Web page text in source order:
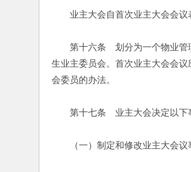
业主大会自首次业主大会会议
第十六条　划分为一个物业管
生业主委员会。首次业主大会会
会委员的办法。
第十七条　业主大会决定以下
（一）制定和修改业主大会议